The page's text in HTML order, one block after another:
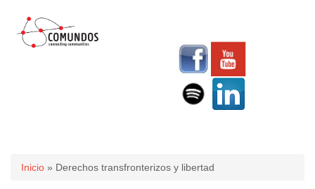
Usted está aquí
Inicio » Derechos transfronterizos y libertad